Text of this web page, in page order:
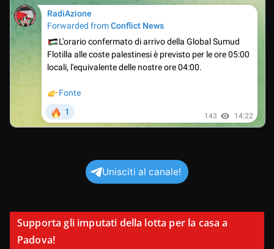
Unisciti al canale!
Supporta gli imputati della lotta per la casa a
Padova!